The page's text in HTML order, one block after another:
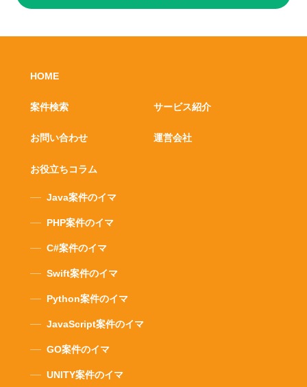
HOME
案件検索 サービス紹介
運営会社
お問い合わせ
お役立ちコラム
Java案件のイマ
PHP案件のイマ
C#案件のイマ
Swift案件のイマ
Python案件のイマ
JavaScript案件のイマ
GO案件のイマ
UNITY案件のイマ